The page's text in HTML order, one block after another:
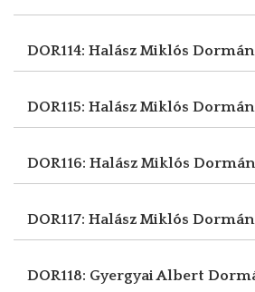
DOR114: Halász Miklós
DOR115: Halász Miklós
DOR116: Halász Miklós
DOR117: Halász Miklós
DOR118: Gyergyai Albert